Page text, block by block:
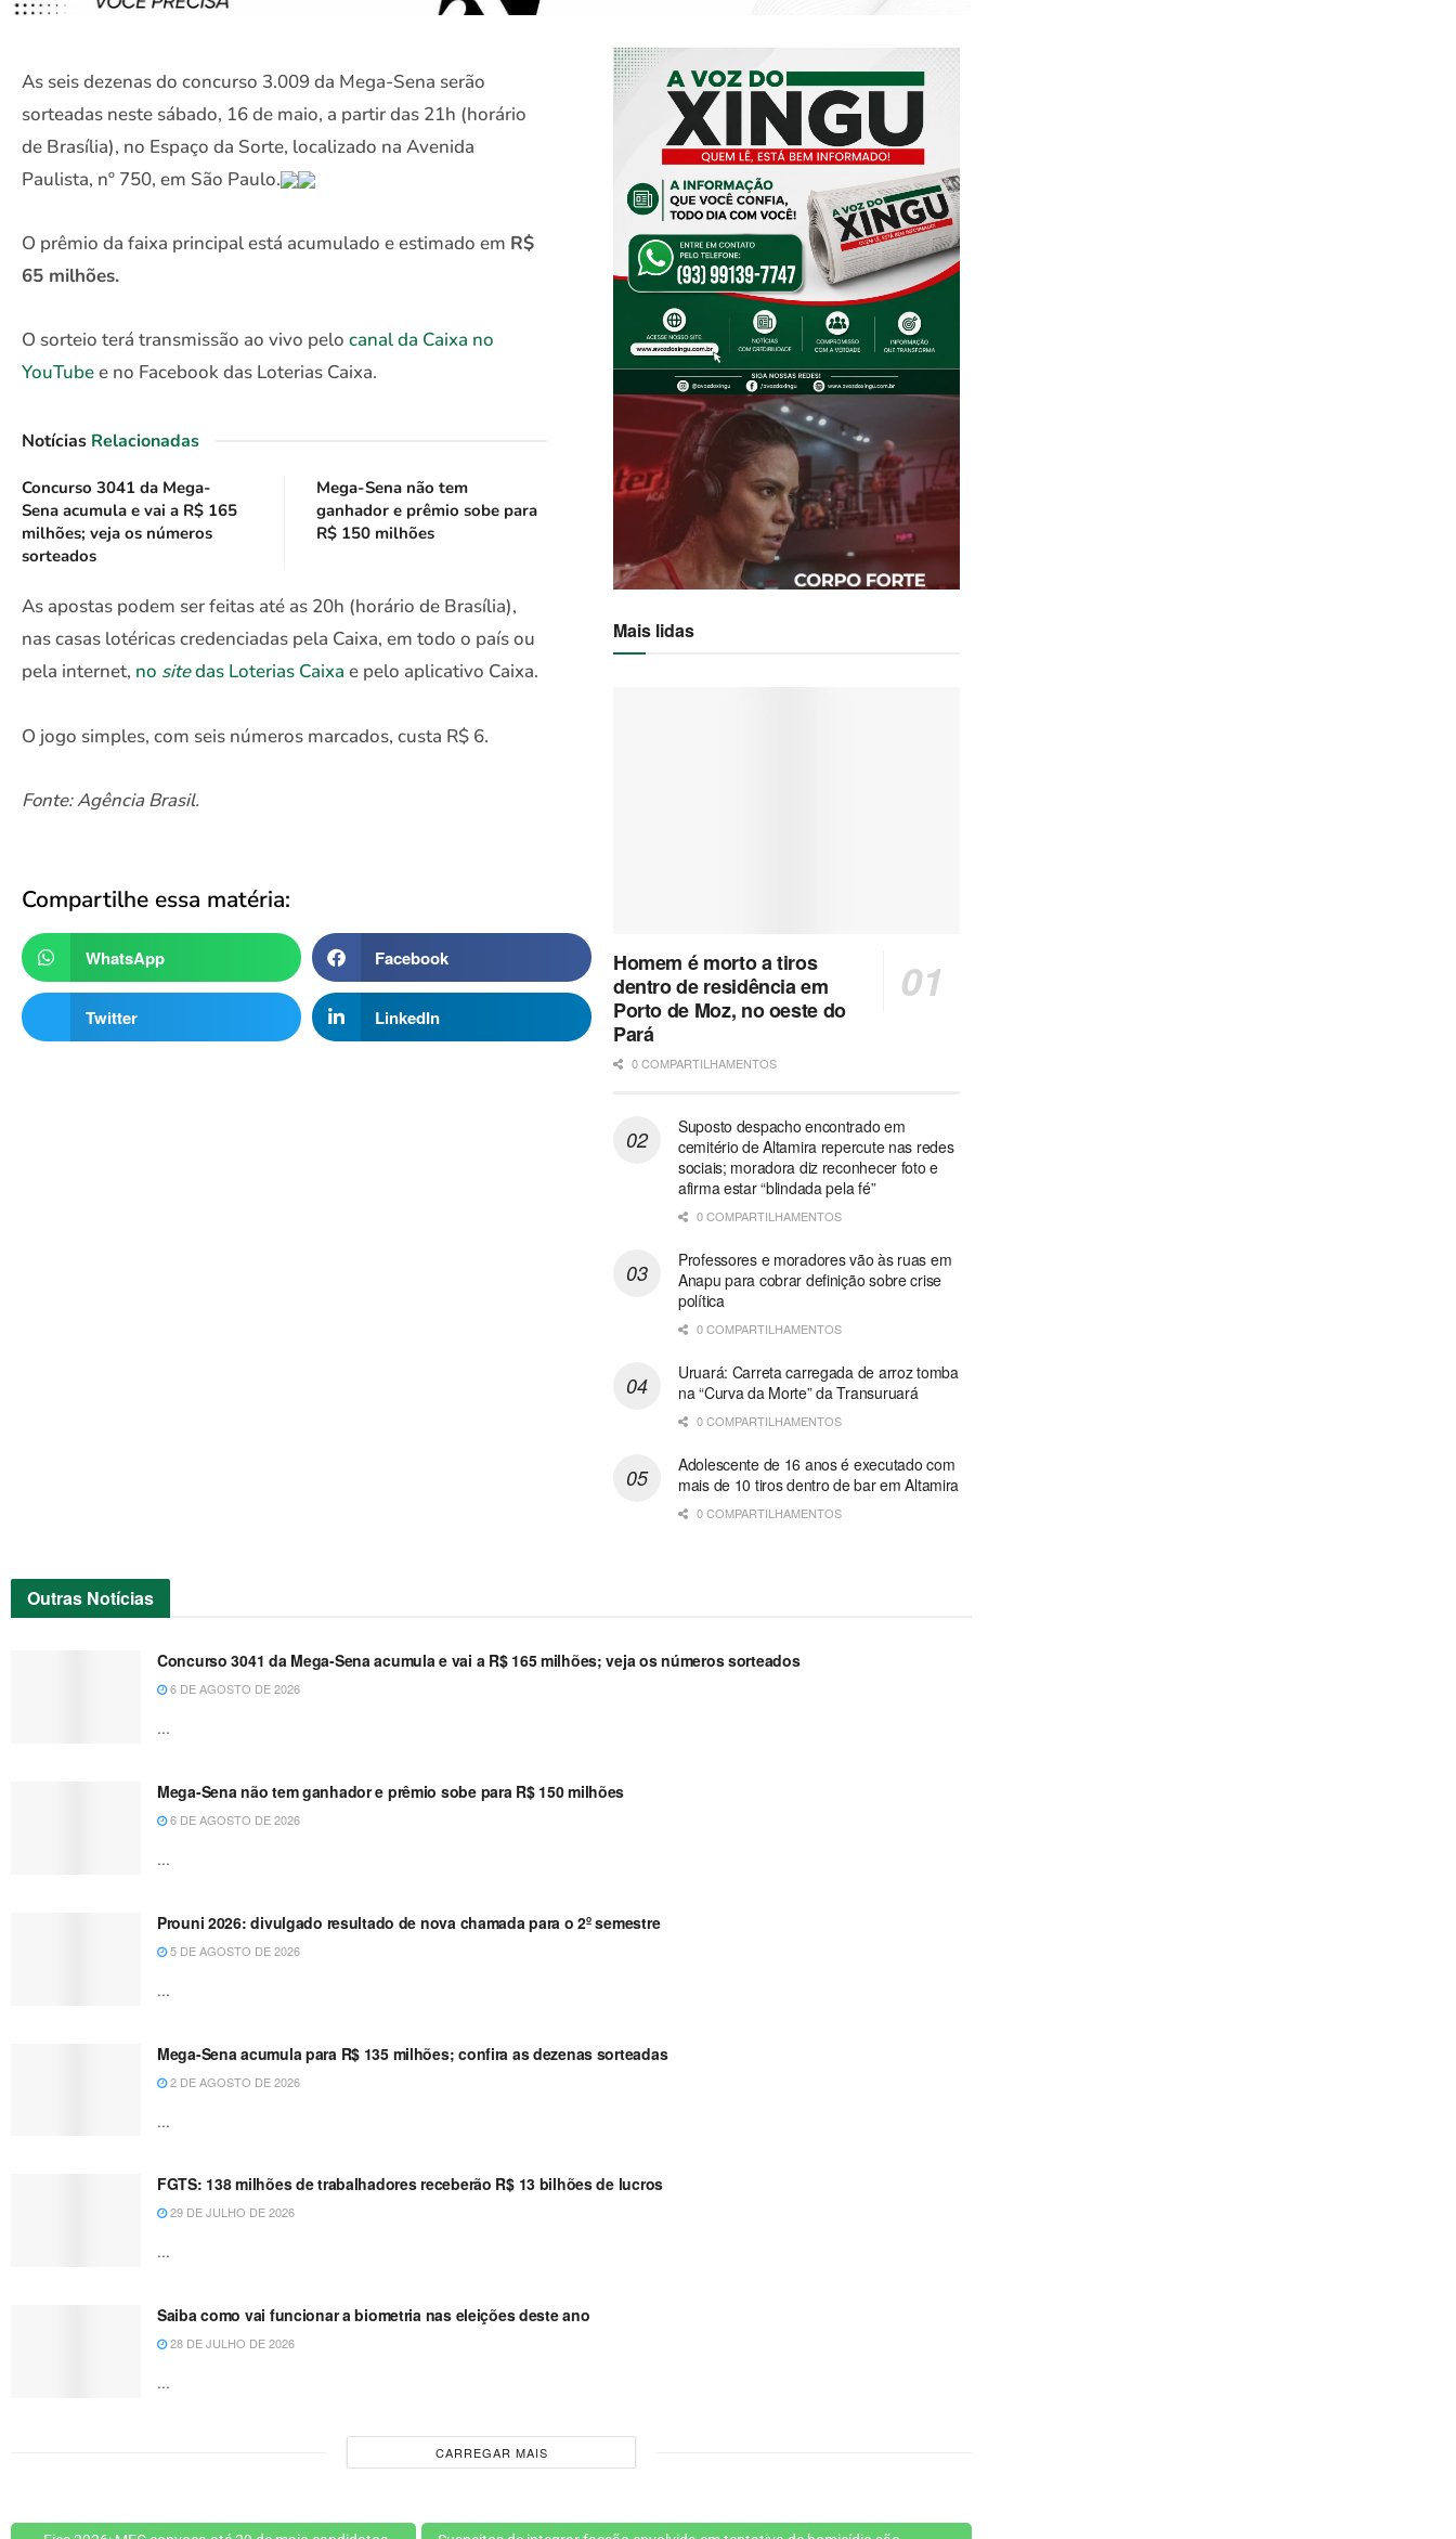
As seis dezenas do concurso 3.009 da Mega-Sena serão
sorteadas neste sábado, 16 de maio, a partir das 21h (horário
de Brasília), no Espaço da Sorte, localizado na Avenida
Paulista, nº 750, em São Paulo.
O prêmio da faixa principal está acumulado e estimado em R$
65 milhões.
O sorteio terá transmissão ao vivo pelo canal da Caixa no
YouTubee no Facebook das Loterias Caixa.
Notícias Relacionadas
Concurso 3041 da Mega-
Sena acumula e vai a R$ 165
milhões; veja os números
sorteados
Mega-Sena não tem
ganhador e prêmio sobe para
R$ 150 milhões
As apostas podem ser feitas até as 20h (horário de Brasília),
nas casas lotéricas credenciadas pela Caixa, em todo o país ou
pela internet, no sitedas Loterias Caixa e pelo aplicativo Caixa.
O jogo simples, com seis números marcados, custa R$ 6.
Fonte: Agência Brasil.
Compartilhe essa matéria:
WhatsApp Facebook
Twitter LinkedIn
Mais lidas
Homem é morto a tiros
dentro de residência em
Porto de Moz, no oeste do
Pará
0 COMPARTILHAMENTOS
Suposto despacho encontrado em
cemitério de Altamira repercute nas redes
sociais; moradora diz reconhecer foto e
afirma estar “blindada pela fé”
0 COMPARTILHAMENTOS
Professores e moradores vão às ruas em
Anapu para cobrar definição sobre crise
política
0 COMPARTILHAMENTOS
Uruará: Carreta carregada de arroz tomba
na “Curva da Morte” da Transuruará
0 COMPARTILHAMENTOS
Adolescente de 16 anos é executado com
mais de 10 tiros dentro de bar em Altamira
0 COMPARTILHAMENTOS
Outras Notícias
Concurso 3041 da Mega-Sena acumula e vai a R$ 165 milhões; veja os números sorteados
6 DE AGOSTO DE 2026
...
Mega-Sena não tem ganhador e prêmio sobe para R$ 150 milhões
6 DE AGOSTO DE 2026
...
Prouni 2026: divulgado resultado de nova chamada para o 2º semestre
5 DE AGOSTO DE 2026
...
Mega-Sena acumula para R$ 135 milhões; confira as dezenas sorteadas
2 DE AGOSTO DE 2026
...
FGTS: 138 milhões de trabalhadores receberão R$ 13 bilhões de lucros
29 DE JULHO DE 2026
...
Saiba como vai funcionar a biometria nas eleições deste ano
28 DE JULHO DE 2026
...
CARREGAR MAIS